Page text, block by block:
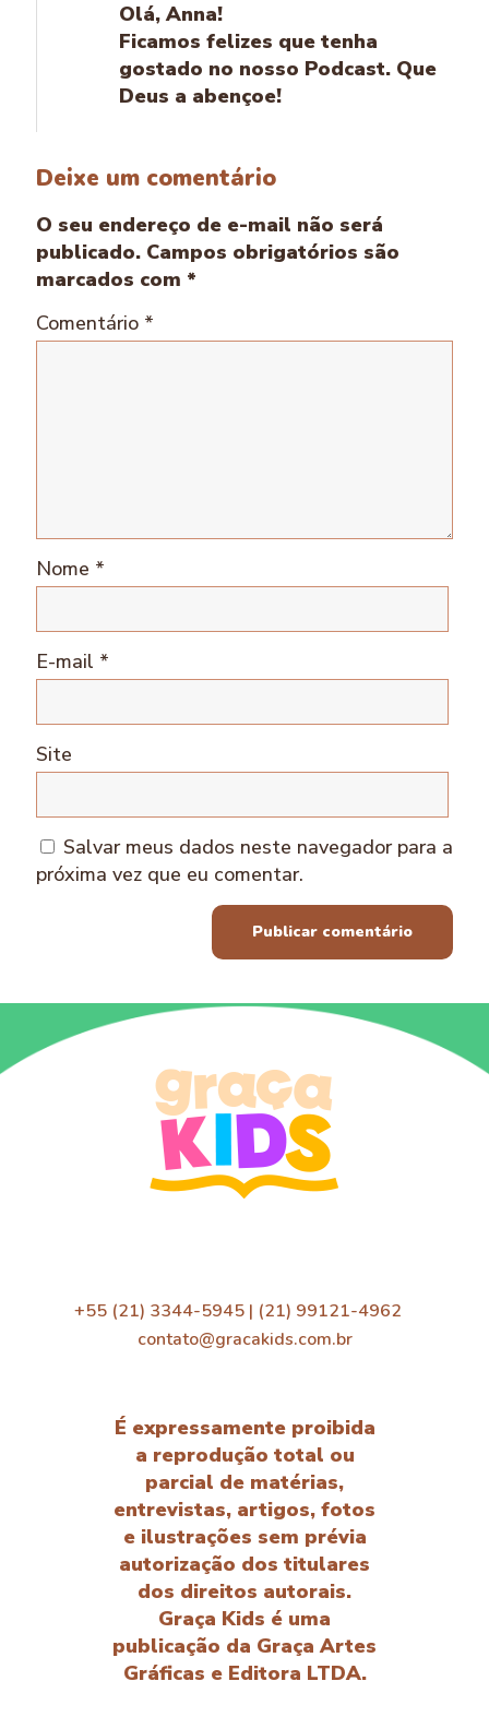
Olá, Anna!
Ficamos felizes que tenha
gostado no nosso Podcast. Que
Deus a abençoe!
Deixe um comentário
O seu endereço de e-mail não será
publicado. Campos obrigatórios são
marcados com *
Comentário *
Nome *
E-mail *
Site
Salvar meus dados neste navegador para a
próxima vez que eu comentar.
+55 (21) 3344-5945 | (21) 99121-4962
contato@gracakids.com.br
É expressamente proibida
a reprodução total ou
parcial de matérias,
entrevistas, artigos, fotos
e ilustrações sem prévia
autorização dos titulares
dos direitos autorais.
Graça Kids é uma
publicação da Graça Artes
Gráficas e Editora LTDA.